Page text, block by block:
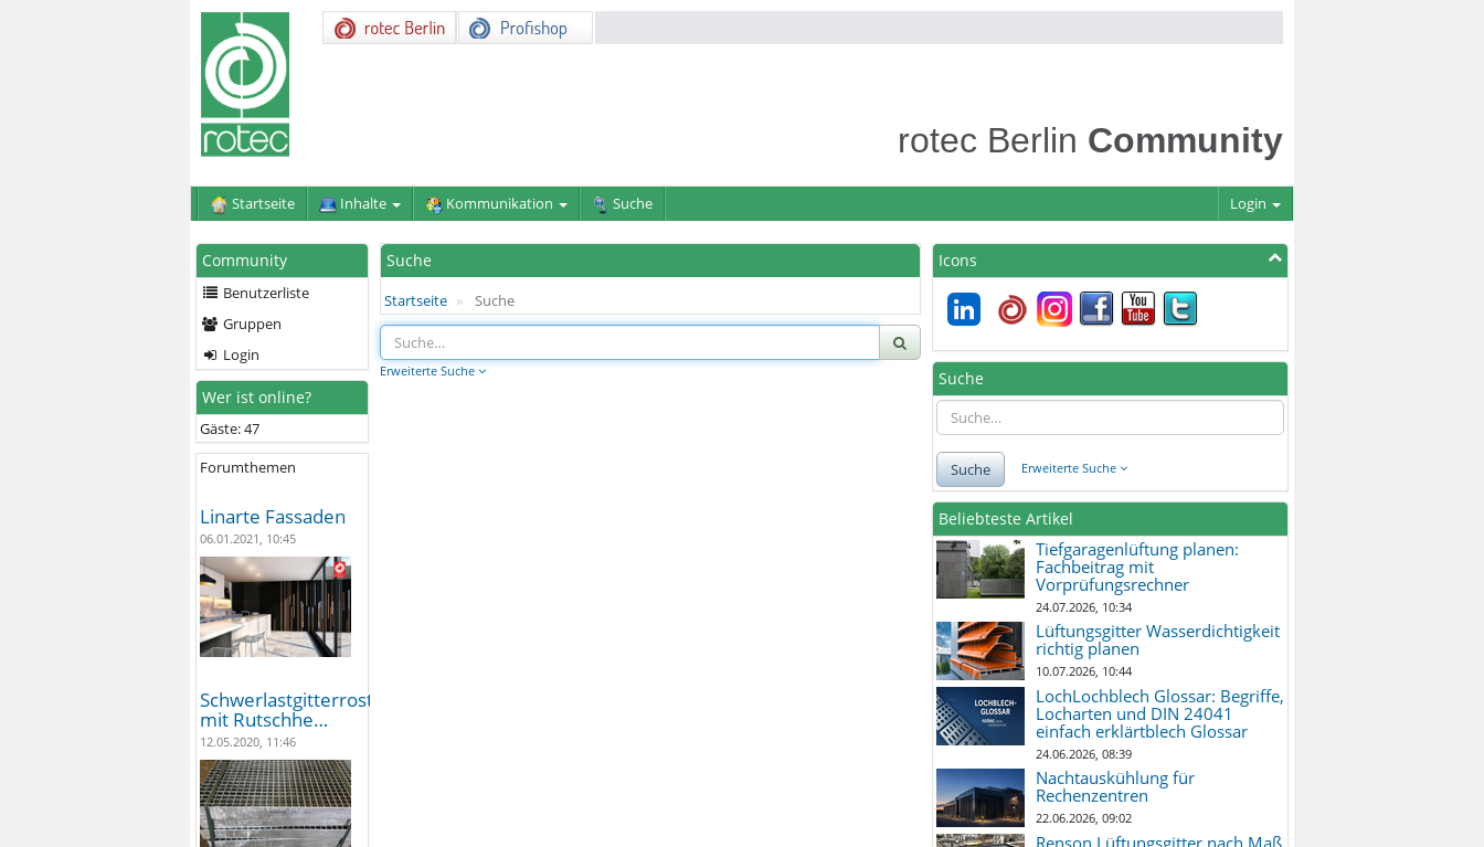
rotec Berlin Community
Startseite Inhalte Kommunikation Suche Login
Community
Benutzerliste
Gruppen
Login
Wer ist online?
Gäste: 47
Forumthemen
Linarte Fassaden
06.01.2021, 10:45
Schwerlastgitterroste
mit Rutschhe…
12.05.2020, 11:46
Suche
Startseite Suche
Erweiterte Suche
Icons
Suche
Suche Erweiterte Suche
Beliebteste Artikel
Tiefgaragenlüftung planen:
Fachbeitrag mit
Vorprüfungsrechner
24.07.2026, 10:34
Lüftungsgitter Wasserdichtigkeit
richtig planen
10.07.2026, 10:44
LochLochblech Glossar: Begriffe,
Locharten und DIN 24041
einfach erklärtblech Glossar
24.06.2026, 08:39
Nachtauskühlung für
Rechenzentren
22.06.2026, 09:02
Renson Lüftungsgitter nach Maß